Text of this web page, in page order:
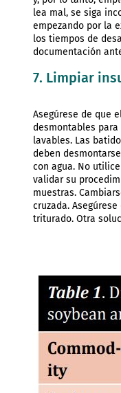
lea mal, se siga
empezando por la
los tiempos de
documentación
7. Limpiar
Asegúrese de que
desmontables
lavables. Las
deben
con agua. No
validar su
muestras.
cruzada.
triturado. Otra